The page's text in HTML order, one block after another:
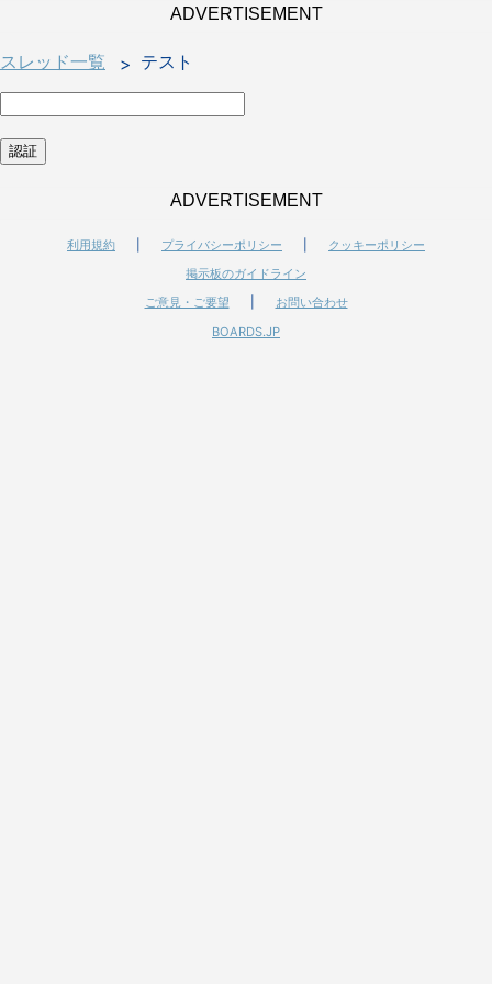
ADVERTISEMENT
スレッド一覧 テスト
ADVERTISEMENT
利用規約 プライバシーポリシー
クッキーポリシー
掲示板のガイドライン
ご意見・ご要望
お問い合わせ
BOARDS.JP